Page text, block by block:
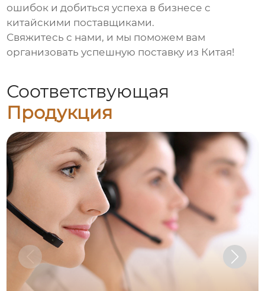
ошибок и добиться успеха в бизнесе с
китайскими поставщиками.
Свяжитесь с нами, и мы поможем вам
организовать успешную поставку из Китая!
Соответствующая
Продукция